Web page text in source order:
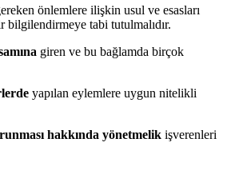
önlemlere ilişkin usul ve esasları
bilgilendirmeye tabi tutulmalıdır.
giren ve bu bağlamda birçok
yapılan eylemlere uygun nitelikli
hakkında yönetmelik işverenleri